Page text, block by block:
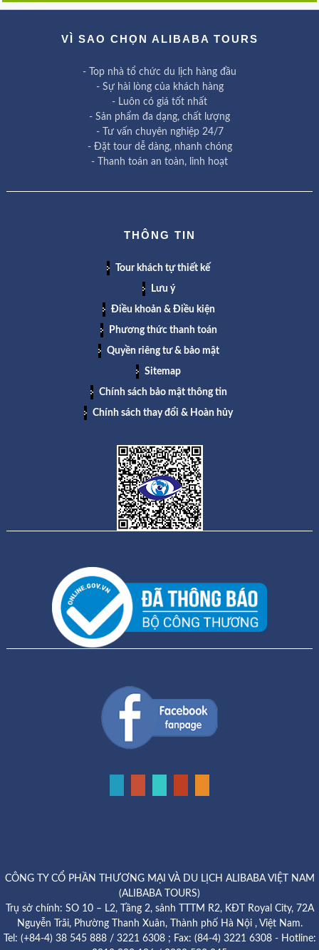
VÌ SAO CHỌN ALIBABA TOURS
- Top nhà tổ chức du lịch hàng đầu
- Sự hài lòng của khách hàng
- Luôn có giá tốt nhất
- Sản phẩm đa dạng, chất lượng
- Tư vấn chuyên nghiệp 24/7
- Đặt tour dễ dàng, nhanh chóng
- Thanh toán an toàn, linh hoạt
THÔNG TIN
Tour khách tự thiết kế
Lưu ý
Điều khoản & Điều kiện
Phương thức thanh toán
Quyền riêng tư & bảo mật
Sitemap
Chính sách bảo mật thông tin
Chính sách thay đổi & Hoàn hủy
CÔNG TY CỔ PHẦN THƯƠNG MẠI VÀ DU LỊCH ALIBABA VIỆT NAM
(ALIBABA TOURS)
Trụ sở chính: SO 10 – L2, Tầng 2, sảnh TTTM R2, KĐT Royal City, 72A
Nguyễn Trãi, Phường Thanh Xuân, Thành phố Hà Nội , Việt Nam.
Tel: (+84-4) 38 545 888 / 3221 6308 ; Fax: (84-4) 3221 6308 - Hotline: